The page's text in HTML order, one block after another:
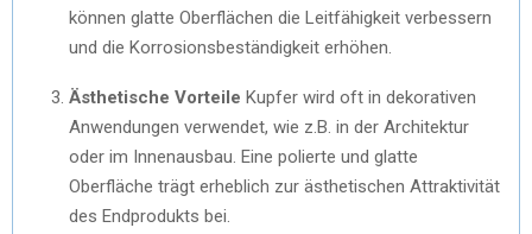
können glatte Oberflächen die Leitfähigkeit verbessern
und die Korrosionsbeständigkeit erhöhen.
Ästhetische Vorteile Kupfer wird oft in dekorativen
Anwendungen verwendet, wie z.B. in der Architektur
oder im Innenausbau. Eine polierte und glatte
Oberfläche trägt erheblich zur ästhetischen Attraktivität
des Endprodukts bei.